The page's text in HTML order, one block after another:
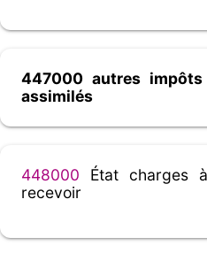
447000 autres
assimilés
448000 État charges
recevoir